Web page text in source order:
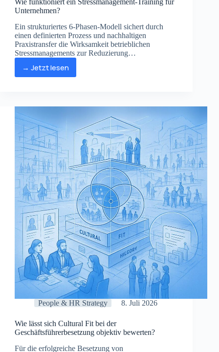
Wie funktioniert ein Stressmanagement-Training für
Unternehmen?
Ein strukturiertes 6-Phasen-Modell sichert durch
einen definierten Prozess und nachhaltigen
Praxistransfer die Wirksamkeit betrieblichen
Stressmanagements zur Reduzierung
→ Jetzt lesen
Wie
für
Unternehmen?
People & HR Strategy 8. Juli 2026
Wie lässt sich Cultural Fit bei der
Geschäftsführerbesetzung objektiv bewerten?
Für die erfolgreiche Besetzung von